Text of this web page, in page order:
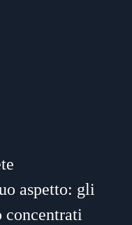
aspetto: gli
concentrati